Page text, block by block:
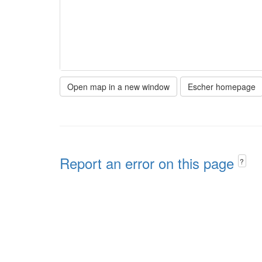
Open map in a new window Escher homepage
Report an error on this page ?